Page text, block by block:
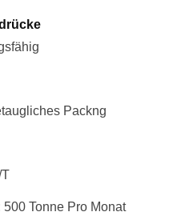
Packng
T
500 Tonne Pro Monat